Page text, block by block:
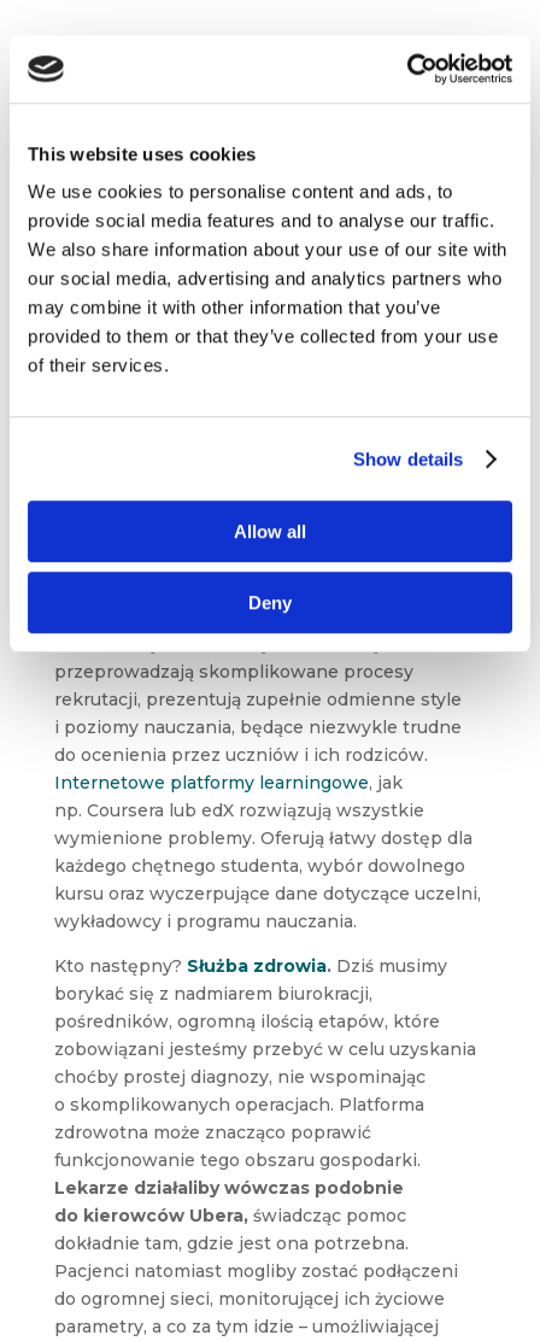
This website uses cookies
We use cookies to personalise content and ads, to
provide social media features and to analyse our traffic.
We also share information about your use of our site with
our social media, advertising and analytics partners who
may combine it with other information that you’ve
provided to them or that they’ve collected from your use
of their services.
Show details
Allow all
Deny
Platformy a gospodarka
Który z obszarów gospodarki ma zatem
największe szanse na rewolucję? W najbliższych
latachulegnie jej najprawdopodobniej
warunki. Szkoły dostarczają ogromnej ilości mniej
przeprowadzają skomplikowane procesy
rekrutacji, prezentują zupełnie odmienne style
i poziomy nauczania, będące niezwykle trudne
do ocenienia przez uczniów i ich rodziców.
Internetowe platformy learningowe, jak
np. Coursera lub edX rozwiązują wszystkie
wymienione problemy. Oferują łatwy dostęp dla
każdego chętnego studenta, wybór dowolnego
kursu oraz wyczerpujące dane dotyczące uczelni,
wykładowcy i programu nauczania.
Kto następny? Służba zdrowia.Dziś musimy
borykać się z nadmiarem biurokracji,
pośredników, ogromną ilością etapów, które
zobowiązani jesteśmy przebyć w celu uzyskania
choćby prostej diagnozy, nie wspominając
o skomplikowanych operacjach. Platforma
zdrowotna może znacząco poprawić
funkcjonowanie tego obszaru gospodarki.
Lekarze działaliby wówczas podobnie
do kierowców Ubera,świadcząc pomoc
dokładnie tam, gdzie jest ona potrzebna.
Pacjenci natomiast mogliby zostać podłączeni
do ogromnej sieci, monitorującej ich życiowe
parametry, a co za tym idzie – umożliwiającej